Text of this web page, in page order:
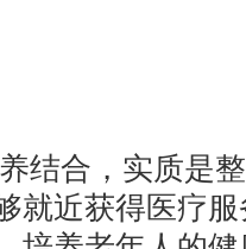
合，实质是整
就近获得医疗